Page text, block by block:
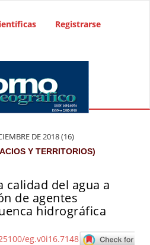
Registrarse
DE 2018 (16)
Y TERRITORIOS)
calidad del agua a
de agentes
hidrográfica
eg.v0i16.7148
artículo